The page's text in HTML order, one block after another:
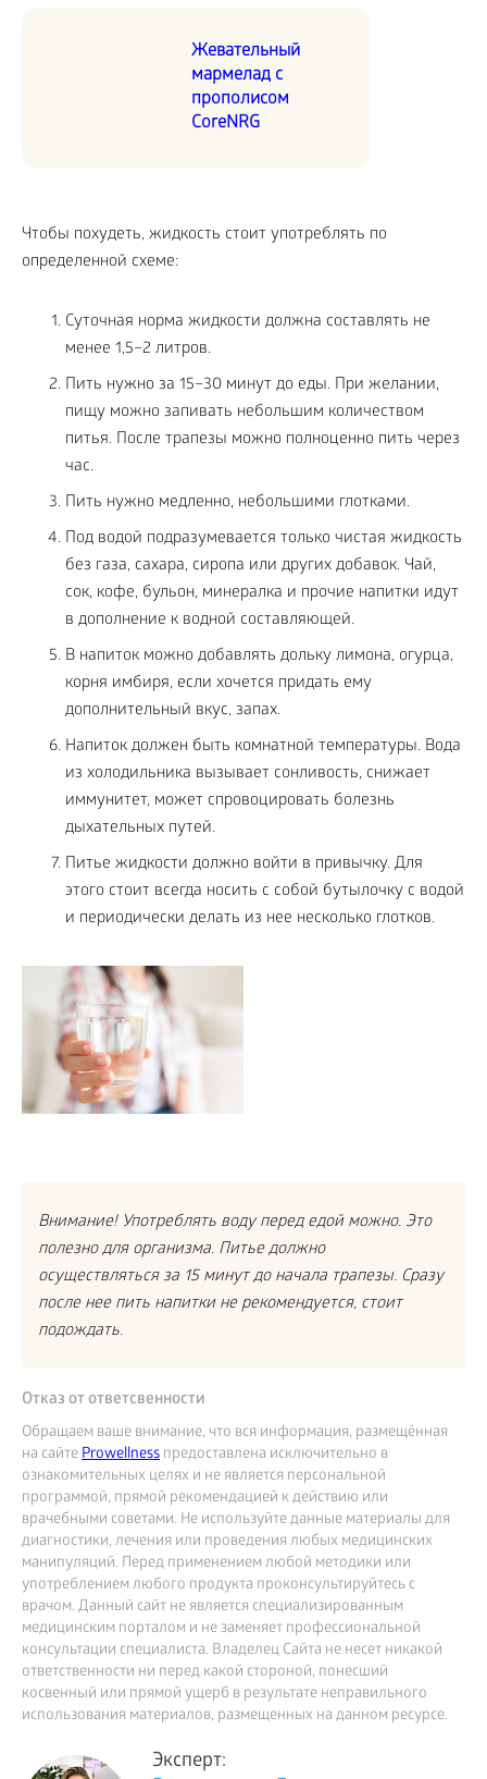
Жевательный
мармелад с
прополисом
CoreNRG
Чтобы похудеть, жидкость стоит употреблять по
определенной схеме:
Суточная норма жидкости должна составлять не
менее 1,5–2 литров.
Пить нужно за 15–30 минут до еды. При желании,
пищу можно запивать небольшим количеством
питья. После трапезы можно полноценно пить через
час.
Пить нужно медленно, небольшими глотками.
Под водой подразумевается только чистая жидкость
без газа, сахара, сиропа или других добавок. Чай,
сок, кофе, бульон, минералка и прочие напитки идут
в дополнение к водной составляющей.
В напиток можно добавлять дольку лимона, огурца,
корня имбиря, если хочется придать ему
дополнительный вкус, запах.
Напиток должен быть комнатной температуры. Вода
из холодильника вызывает сонливость, снижает
иммунитет, может спровоцировать болезнь
дыхательных путей.
Питье жидкости должно войти в привычку. Для
этого стоит всегда носить с собой бутылочку с водой
и периодически делать из нее несколько глотков.
Внимание! Употреблять воду перед едой можно. Это
полезно для организма. Питье должно
осуществляться за 15 минут до начала трапезы. Сразу
после нее пить напитки не рекомендуется, стоит
подождать.
Отказ от ответсвенности
Обращаем ваше внимание, что вся информация, размещённая
на сайтеProwellness предоставлена исключительно в
ознакомительных целях и не является персональной
программой, прямой рекомендацией к действию или
врачебными советами. Не используйте данные материалы для
диагностики, лечения или проведения любых медицинских
манипуляций. Перед применением любой методики или
употреблением любого продукта проконсультируйтесь с
врачом. Данный сайт не является специализированным
медицинским порталом и не заменяет профессиональной
консультации специалиста. Владелец Сайта не несет никакой
ответственности ни перед какой стороной, понесший
косвенный или прямой ущерб в результате неправильного
использования материалов, размещенных на данном ресурсе.
Эксперт: